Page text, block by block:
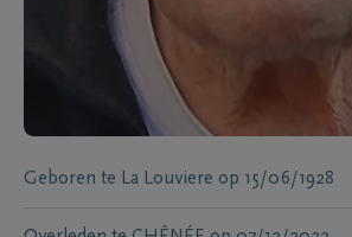
Geboren te La Louviere op 15/06/1928